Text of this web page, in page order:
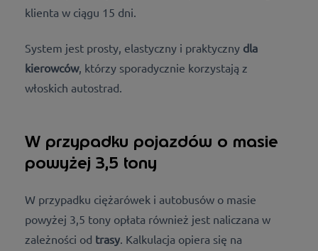
klienta w ciągu 15 dni.
System jest prosty, elastyczny i praktyczny dla
kierowców, którzy sporadycznie korzystają z
włoskich autostrad.
W przypadku pojazdów o masie
powyżej 3,5 tony
W przypadku ciężarówek i autobusów o masie
powyżej 3,5 tony opłata również jest naliczana w
zależności od trasy. Kalkulacja opiera się na